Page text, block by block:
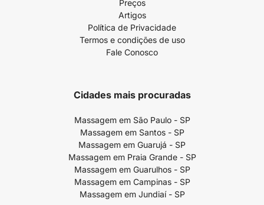
Preços
Artigos
Política de Privacidade
Termos e condições de uso
Fale Conosco
Cidades mais procuradas
Massagem em São Paulo - SP
Massagem em Santos - SP
Massagem em Guarujá - SP
Massagem em Praia Grande - SP
Massagem em Guarulhos - SP
Massagem em Campinas - SP
Massagem em Jundiaí - SP